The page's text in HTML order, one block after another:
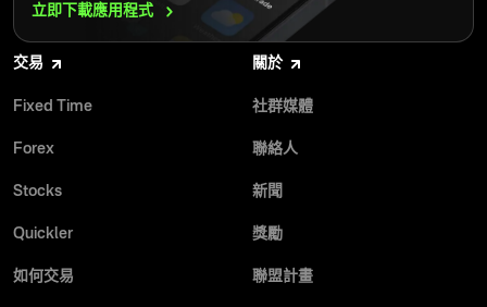
立即下載應用程式
交易
Fixed Time
Forex
Stocks
Quickler
如何交易
關於
社群媒體
聯絡人
新聞
獎勵
聯盟計畫